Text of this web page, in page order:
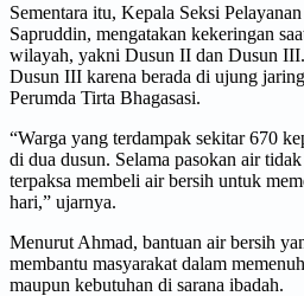
Sementara itu, Kepala Seksi
Sapruddin, mengatakan kekeringan
wilayah, yakni Dusun II dan Dusun
Dusun III karena berada di ujung
Perumda Tirta Bhagasasi.
“Warga yang terdampak sekitar 670
di dua dusun. Selama pasokan air
terpaksa membeli air bersih untuk
hari,” ujarnya.
Menurut Ahmad, bantuan air bersih
membantu masyarakat dalam
maupun kebutuhan di sarana ibadah.